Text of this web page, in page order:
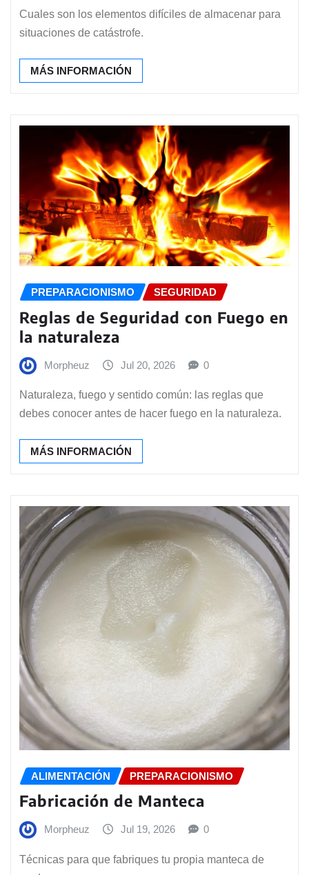
Cuales son los elementos difíciles de almacenar para
situaciones de catástrofe.
MÁS INFORMACIÓN
PREPARACIONISMO SEGURIDAD
Reglas de Seguridad con Fuego en
la naturaleza
Morpheuz Jul 20, 2026 0
Naturaleza, fuego y sentido común: las reglas que
debes conocer antes de hacer fuego en la naturaleza.
MÁS INFORMACIÓN
ALIMENTACIÓN PREPARACIONISMO
Fabricación de Manteca
Morpheuz Jul 19, 2026 0
Técnicas para que fabriques tu propia manteca de